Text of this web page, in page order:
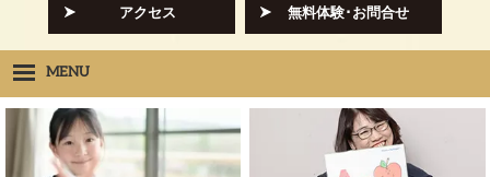
アクセス 無料体験･お問合せ
MENU
Heartの想い HOPE
クラス紹介